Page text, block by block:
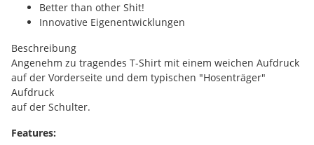
Better than other Shit!
Innovative Eigenentwicklungen
Beschreibung
Angenehm zu tragendes T-Shirt mit einem weichen Aufdruck
auf der Vorderseite und dem typischen "Hosenträger"
Aufdruck
auf der Schulter.
Features: